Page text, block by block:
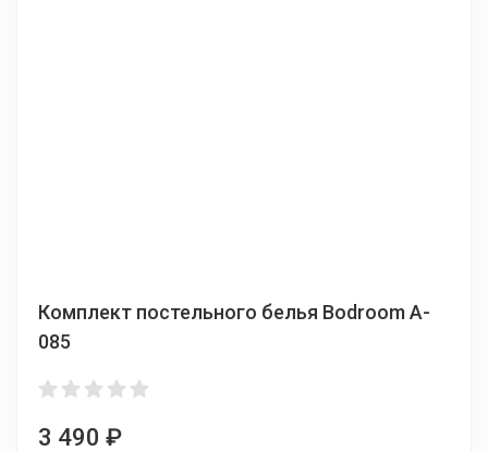
Комплект постельного белья Bodroom A-
085
3 490 ₽